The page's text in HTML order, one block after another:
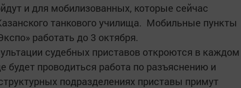
и для мобилизованных, которые сейчас
танкового училища. Мобильные пункты
работать до 3 октября.
судебных приставов откроются в каждом
будет проводиться работа по разъяснению и
подразделениях приставы примут